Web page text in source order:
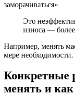
заморачиваться»
Это
износа —
Например, менять
мере необходимости.
Конкретные
менять и как